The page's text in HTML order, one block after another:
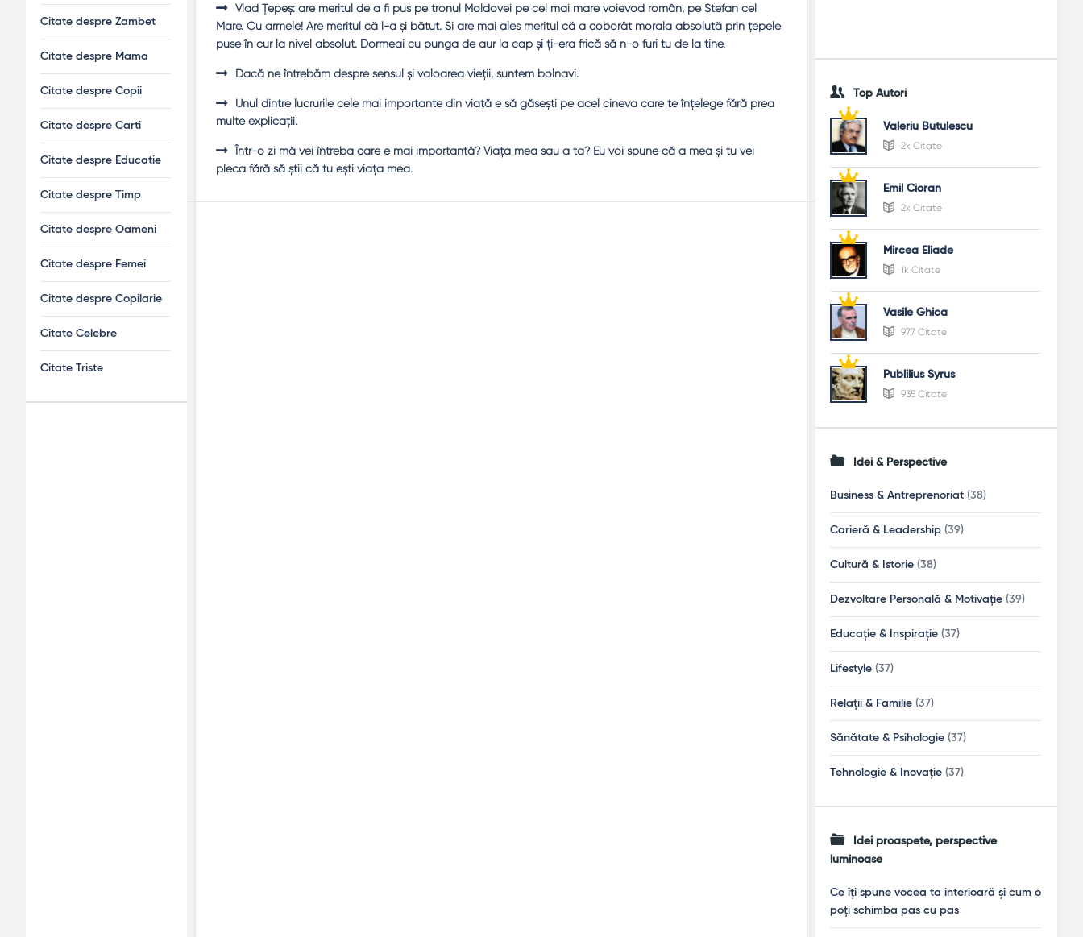
Vlad Ţepeş: are meritul de a fi pus pe tronul Moldovei pe cel mai mare voievod român, pe Ştefan cel
Mare. Cu armele! Are meritul că l-a şi bătut. Şi are mai ales meritul că a coborât morala absolută prin ţepele
puse în cur la nivel absolut. Dormeai cu punga de aur la cap şi ţi-era frică să n-o furi tu de la tine.
Dacă ne întrebăm despre sensul şi valoarea vieţii, suntem bolnavi.
Unul dintre lucrurile cele mai importante din viaţă e să găseşti pe acel cineva care te înţelege fără prea
multe explicaţii.
Într-o zi mă vei întreba care e mai importantă? Viaţa mea sau a ta? Eu voi spune că a mea şi tu vei
pleca fără să ştii că tu eşti viaţa mea.
Top Autori
Valeriu Butulescu
2k Citate
Emil Cioran
2k Citate
Mircea Eliade
1k Citate
Vasile Ghica
977 Citate
Publilius Syrus
935 Citate
Idei & Perspective
Business & Antreprenoriat (38)
Carieră & Leadership (39)
Cultură & Istorie (38)
Dezvoltare Personală & Motivație (39)
Educație & Inspirație (37)
Lifestyle (37)
Relații & Familie (37)
Sănătate & Psihologie (37)
Tehnologie & Inovație (37)
Idei proaspete, perspective
luminoase
Ce îți spune vocea ta interioară și cum o
poți schimba pas cu pas
Citate despre Zambet
Citate despre Mama
Citate despre Copii
Citate despre Carti
Citate despre Educatie
Citate despre Timp
Citate despre Oameni
Citate despre Femei
Citate despre Copilarie
Citate Celebre
Citate Triste